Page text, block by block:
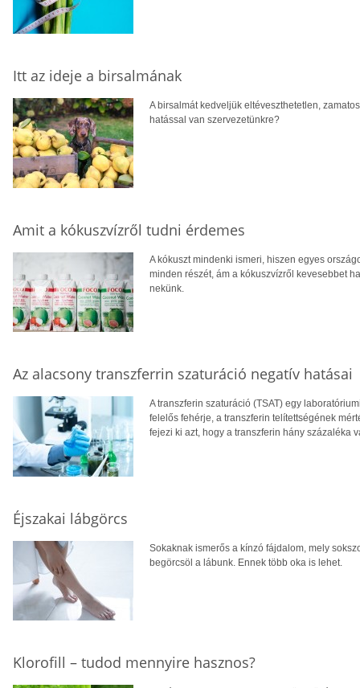
Itt az ideje a birsalmának
A birsalmát kedveljük eltéveszthetetlen,
hatással van szervezetünkre?
Amit a kókuszvízről tudni érdemes
A kókuszt mindenki ismeri, hiszen egyes
minden részét, ám a kókuszvízről kevesebbet
nekünk.
Az alacsony transzferrin szaturáció negatív hatásai
A transzferin szaturáció (TSAT) egy
felelős fehérje, a transzferin telítettségének
fejezi ki azt, hogy a transzferin hány százaléka
Éjszakai lábgörcs
Sokaknak ismerős a kínzó fájdalom, mely
begörcsöl a lábunk. Ennek több oka is lehet.
Klorofill – tudod mennyire hasznos?